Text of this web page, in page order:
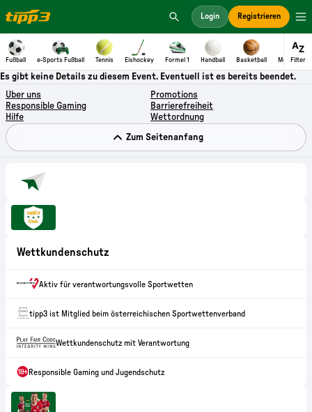
Es gibt keine Details zu diesem Event. Eventuell ist es bereits beendet.